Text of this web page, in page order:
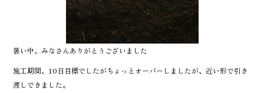
暑い中、みなさんありがとうございました
施工期間、10日目標でしたがちょっとオーバーしましたが、近い形で引き
渡しできました。